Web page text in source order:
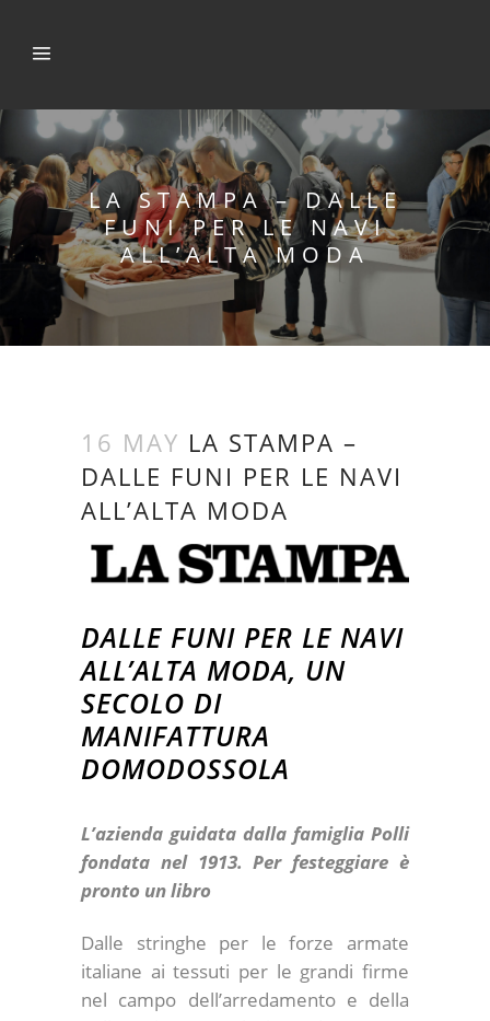
LA STAMPA – DALLE
FUNI PER LE NAVI
ALL’ALTA MODA
16 MAY LA STAMPA –
DALLE FUNI PER LE NAVI
ALL’ALTA MODA
DALLE FUNI PER LE NAVI
ALL’ALTA MODA, UN
SECOLO DI
MANIFATTURA
DOMODOSSOLA
L’azienda guidata dalla famiglia Polli
fondata nel 1913. Per festeggiare è
pronto un libro
Dalle stringhe per le forze armate
italiane ai tessuti per le grandi firme
nel campo dell’arredamento e della